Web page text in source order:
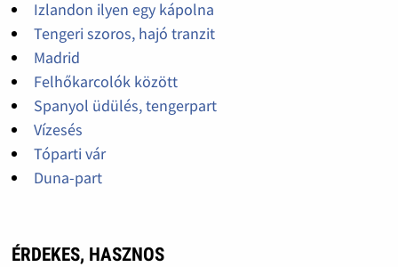
Izlandon ilyen egy kápolna
Tengeri szoros, hajó tranzit
Madrid
Felhőkarcolók között
Spanyol üdülés, tengerpart
Vízesés
Tóparti vár
Duna-part
ÉRDEKES, HASZNOS